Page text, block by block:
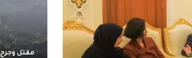
مقتل وجرح 3 حوثيين في اشتباكات غرب تعز